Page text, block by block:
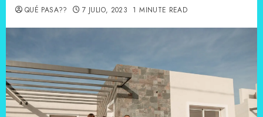
QUÉ PASA?? 7 JULIO, 2023 1 MINUTE READ